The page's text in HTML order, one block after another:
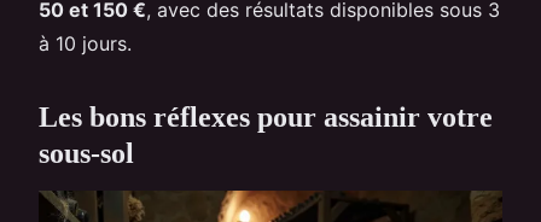
50 et 150 €, avec des résultats disponibles sous 3
à 10 jours.
Les bons réflexes pour assainir votre
sous-sol